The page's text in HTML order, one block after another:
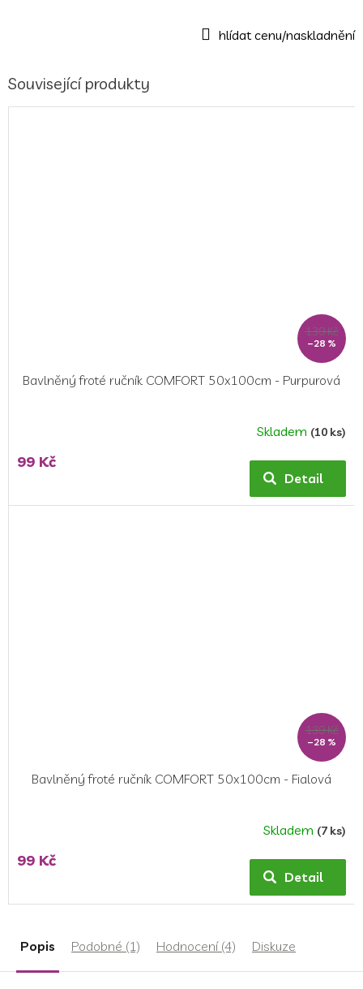
Související produkty
139 Kč
–28 %
Bavlněný froté ručník COMFORT 50x100cm - Purpurová
hodnocení
produktu
5,0
Skladem (10 ks)
99 Kč
Detail
139 Kč
–28 %
Bavlněný froté ručník COMFORT 50x100cm - Fialová
hodnocení
produktu
5,0
5
hvězdiček.
Skladem (7 ks)
99 Kč
Detail
Popis Podobné (1) Hodnocení (4) Diskuze